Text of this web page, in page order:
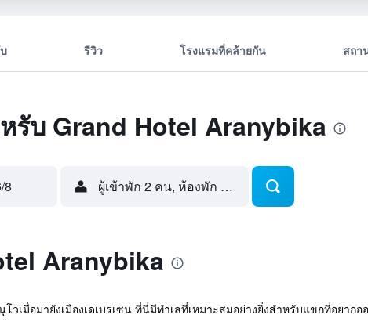
รีวิว โรงแรมที่คล้ายกัน สถา
รับ Grand Hotel Aranybika
8 ผู้เข้าพัก 2 คน, ห้องพัก 1 ห้อง
Aranybika
วเมื่อมายังเมืองเดเบรเซน ที่นี่มีทำเลที่เหมาะสมอย่างยิ่งสำหรับแขกที่อยาก